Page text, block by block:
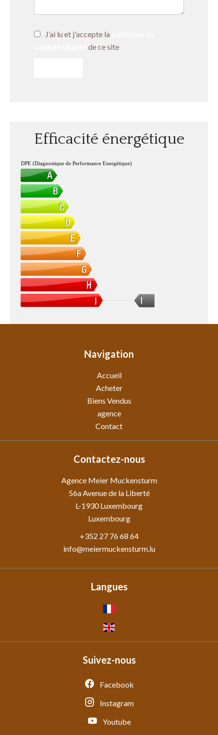
J’ai lu et j'accepte la
de ce site
Efficacité énergétique
I
DPE (Diagnostique de Performance Energétique)
Navigation
Accueil
Acheter
Biens Vendus
agence
Contact
Contactez-nous
Agence Meier Muckensturm
56a Avenue de la Liberté
L-1930Luxembourg
Luxembourg
+352 27 76 68 64
info@meiermuckensturm.lu
Langues
Suivez-nous
Facebook
Instagram
Youtube